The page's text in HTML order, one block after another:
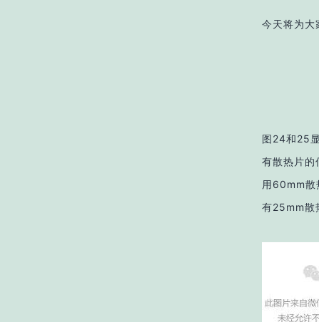
今天将为大
图24和25
有散热片
用60mm散
有25mm散